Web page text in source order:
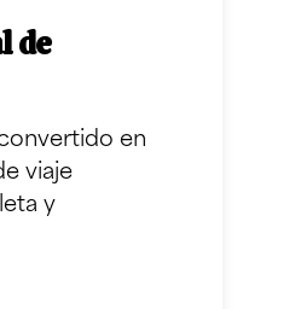
de
en
viaje
y